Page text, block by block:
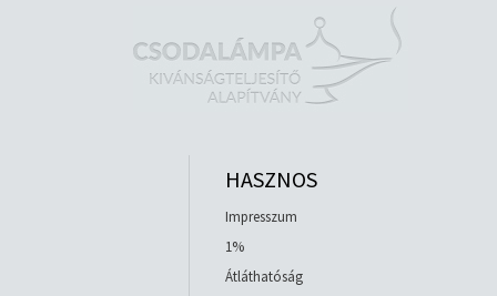
HASZNOS
Impresszum
1%
Átláthatóság